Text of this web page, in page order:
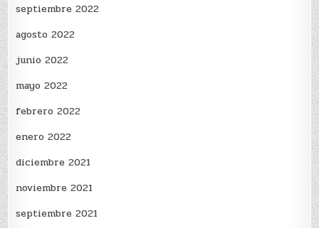
septiembre 2022
agosto 2022
junio 2022
mayo 2022
febrero 2022
enero 2022
diciembre 2021
noviembre 2021
septiembre 2021